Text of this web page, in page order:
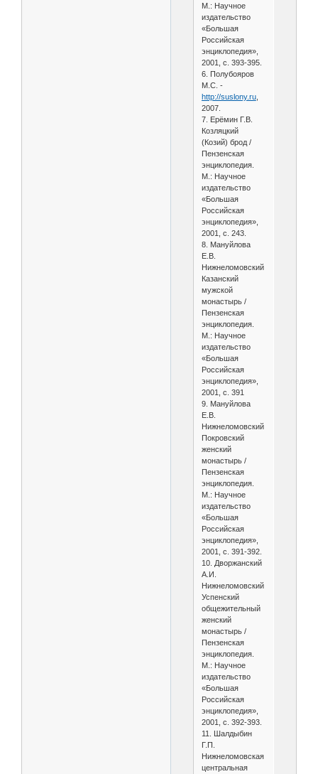
М.: Научное
издательство
«Большая
Российская
энциклопедия»,
2001, с. 393-395.
6. Полубояров
М.С. -
http://suslony.ru,
2007.
7. Ерёмин Г.В.
Козляцкий
(Козий) брод /
Пензенская
энциклопедия.
М.: Научное
издательство
«Большая
Российская
энциклопедия»,
2001, с. 243.
8. Мануйлова
Е.В.
Нижнеломовский
Казанский
мужской
монастырь /
Пензенская
энциклопедия.
М.: Научное
издательство
«Большая
Российская
энциклопедия»,
2001, с. 391
9. Мануйлова
Е.В.
Нижнеломовский
Покровский
женский
монастырь /
Пензенская
энциклопедия.
М.: Научное
издательство
«Большая
Российская
энциклопедия»,
2001, с. 391-392.
10. Дворжанский
А.И.
Нижнеломовский
Успенский
общежительный
женский
монастырь /
Пензенская
энциклопедия.
М.: Научное
издательство
«Большая
Российская
энциклопедия»,
2001, с. 392-393.
11. Шалдыбин
Г.П.
Нижнеломовская
центральная